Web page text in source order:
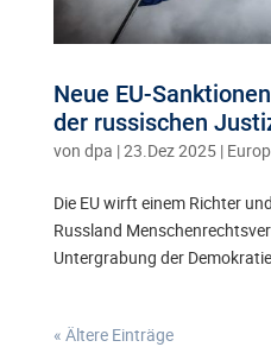
Neue EU-
der russischen
von dpa |23.Dez 2025|
Die EU wirft einem Richter
Russland
Untergrabung der
« Ältere Einträge